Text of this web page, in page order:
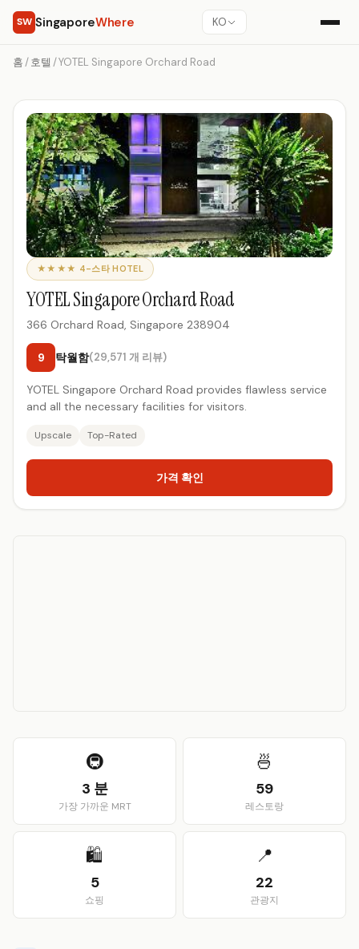
SW SingaporeWhere KO
홈 /호텔 /YOTEL Singapore Orchard Road
★★★★ 4-스타 HOTEL
YOTEL Singapore Orchard Road
366 Orchard Road, Singapore 238904
9 탁월함(29,571 개 리뷰)
YOTEL Singapore Orchard Road provides flawless service
and all the necessary facilities for visitors.
Upscale Top-Rated
가격 확인
🚇
3 분
가장 가까운 MRT
🍜
59
레스토랑
🛍️
5
쇼핑
📍
22
관광지